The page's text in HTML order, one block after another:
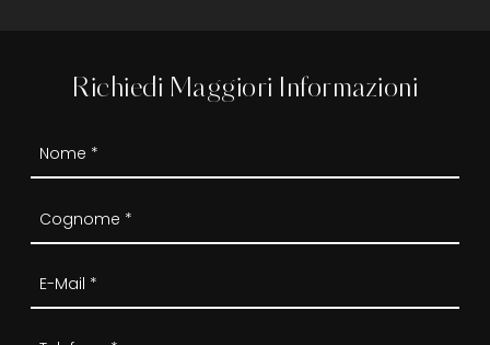
Richiedi Maggiori Informazioni